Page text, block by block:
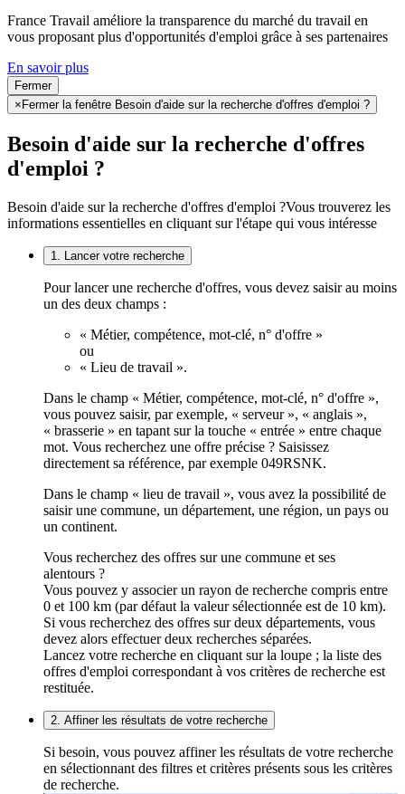
France Travail améliore la transparence du marché du travail en
vous proposant plus d'opportunités d'emploi grâce à ses partenaires
En savoir plus
Fermer
× Fermer la fenêtre Besoin d'aide sur la recherche d'offres d'emploi ?
Besoin d'aide sur la recherche d'offres
d'emploi ?
Besoin d'aide sur la recherche d'offres d'emploi ?Vous trouverez les
informations essentielles en cliquant sur l'étape qui vous intéresse
1. Lancer votre recherche
Pour lancer une recherche d'offres, vous devez saisir au moins
un des deux champs :
« Métier, compétence, mot-clé, n° d'offre »
ou
« Lieu de travail ».
Dans le champ « Métier, compétence, mot-clé, n° d'offre »,
vous pouvez saisir, par exemple, « serveur », « anglais »,
« brasserie » en tapant sur la touche « entrée » entre chaque
mot. Vous recherchez une offre précise ? Saisissez
directement sa référence, par exemple 049RSNK.
Dans le champ « lieu de travail », vous avez la possibilité de
saisir une commune, un département, une région, un pays ou
un continent.
Vous recherchez des offres sur une commune et ses
alentours ?
Vous pouvez y associer un rayon de recherche compris entre
0 et 100 km (par défaut la valeur sélectionnée est de 10 km).
Si vous recherchez des offres sur deux départements, vous
devez alors effectuer deux recherches séparées.
Lancez votre recherche en cliquant sur la loupe ; la liste des
offres d'emploi correspondant à vos critères de recherche est
restituée.
2. Affiner les résultats de votre recherche
Si besoin, vous pouvez affiner les résultats de votre recherche
en sélectionnant des filtres et critères présents sous les critères
de recherche.